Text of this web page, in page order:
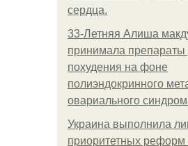
сердца.
33-Летняя Алиша
принимала препараты
похудения на фоне
полиэндокринного
овариального
Украина выполнила
приоритетных реформ